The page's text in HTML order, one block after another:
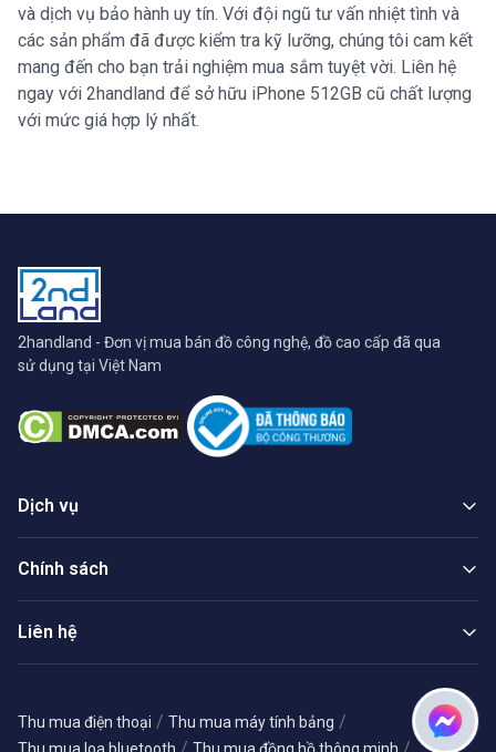
và dịch vụ bảo hành uy tín. Với đội ngũ tư vấn nhiệt tình và
các sản phẩm đã được kiểm tra kỹ lưỡng, chúng tôi cam kết
mang đến cho bạn trải nghiệm mua sắm tuyệt vời. Liên hệ
ngay với 2handland để sở hữu iPhone 512GB cũ chất lượng
với mức giá hợp lý nhất.
2handland - Đơn vị mua bán đồ công nghệ, đồ cao cấp đã qua
sử dụng tại Việt Nam
Dịch vụ
Chính sách
Liên hệ
Thu mua điện thoại / Thu mua máy tính bảng /